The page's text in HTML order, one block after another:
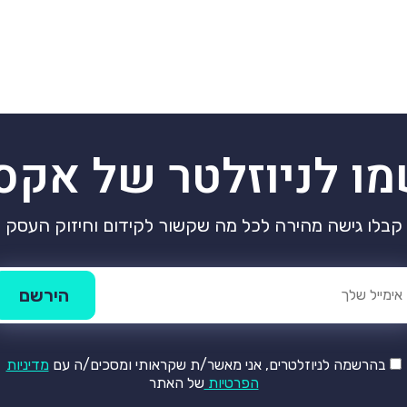
לניוזלטר של
קבלו גישה מהירה לכל מה שקשור לקידום וחיזוק העסק
בהרשמה לניוזלטרים, אני מאשר/ת שקראותי ומסכים/ה עם מדיניות
הפרטיות של האתר